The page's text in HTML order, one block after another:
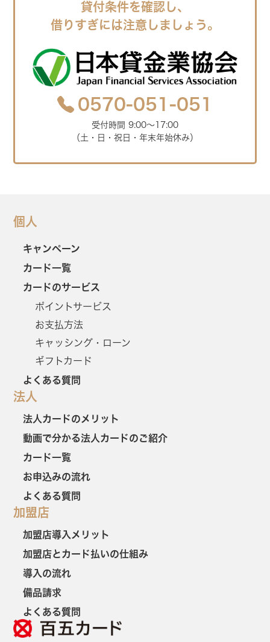
貸付条件を確認し、
借りすぎには注意しましょう。
0570-051-051
受付時間 9:00～17:00
（土・日・祝日・年末年始休み）
個人
キャンペーン
カード一覧
カードのサービス
ポイントサービス
お支払方法
キャッシング・ローン
ギフトカード
よくある質問
法人
法人カードのメリット
動画で分かる法人カードのご紹介
カード一覧
お申込みの流れ
よくある質問
加盟店
加盟店導入メリット
加盟店とカード払いの仕組み
導入の流れ
備品請求
よくある質問